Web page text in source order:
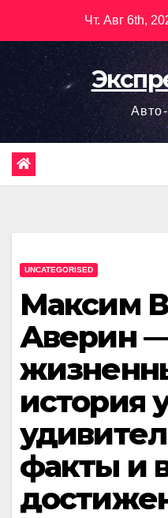
содержимому
Чт. Авг 6th,
UNCATEGORISED
Максим
Аверин
история
факты и